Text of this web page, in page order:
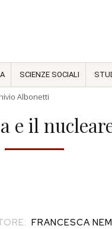
SCIENZE SOCIALI
Albonetti
e il
FRANCESCA